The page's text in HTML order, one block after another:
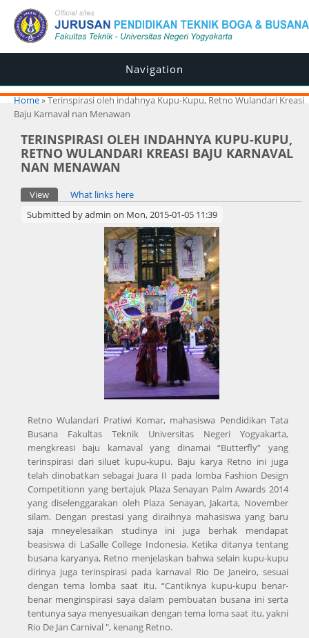
Navigation
You are here
Home» Terinspirasi oleh indahnya Kupu-Kupu, Retno Wulandari Kreasi
Baju Karnaval nan Menawan
TERINSPIRASI OLEH INDAHNYA KUPU-KUPU,
RETNO WULANDARI KREASI BAJU KARNAVAL
NAN MENAWAN
Primary tabs
View (active tab)
What links here
Submitted byadmin on Mon, 2015-01-05 11:39
Retno Wulandari Pratiwi Komar, mahasiswa Pendidikan Tata
Busana Fakultas Teknik Universitas Negeri Yogyakarta,
mengkreasi baju karnaval yang dinamai “Butterfly” yang
terinspirasi dari siluet kupu-kupu. Baju karya Retno ini juga
telah dinobatkan sebagai Juara II pada lomba Fashion Design
Competitionn yang bertajuk Plaza Senayan Palm Awards 2014
yang diselenggarakan oleh Plaza Senayan, Jakarta, November
silam. Dengan prestasi yang diraihnya mahasiswa yang baru
saja mneyelesaikan studinya ini juga berhak mendapat
beasiswa di LaSalle College Indonesia. Ketika ditanya tentang
busana karyanya, Retno menjelaskan bahwa selain kupu-kupu
dirinya juga terinspirasi pada karnaval Rio De Janeiro, sesuai
dengan tema lomba saat itu. “Cantiknya kupu-kupu benar-
benar menginspirasi saya dalam pembuatan busana ini serta
tentunya saya menyesuaikan dengan tema loma saat itu, yakni
Rio De Jan Carnival ", kenang Retno.